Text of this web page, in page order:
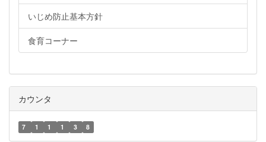
いじめ防止基本方針
食育コーナー
カウンタ
7 1 1 1 3 8